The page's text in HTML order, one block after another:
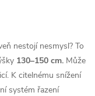
nestojí nesmysl? To
130–150 cm. Může
K citelnému snížení
systém řazení